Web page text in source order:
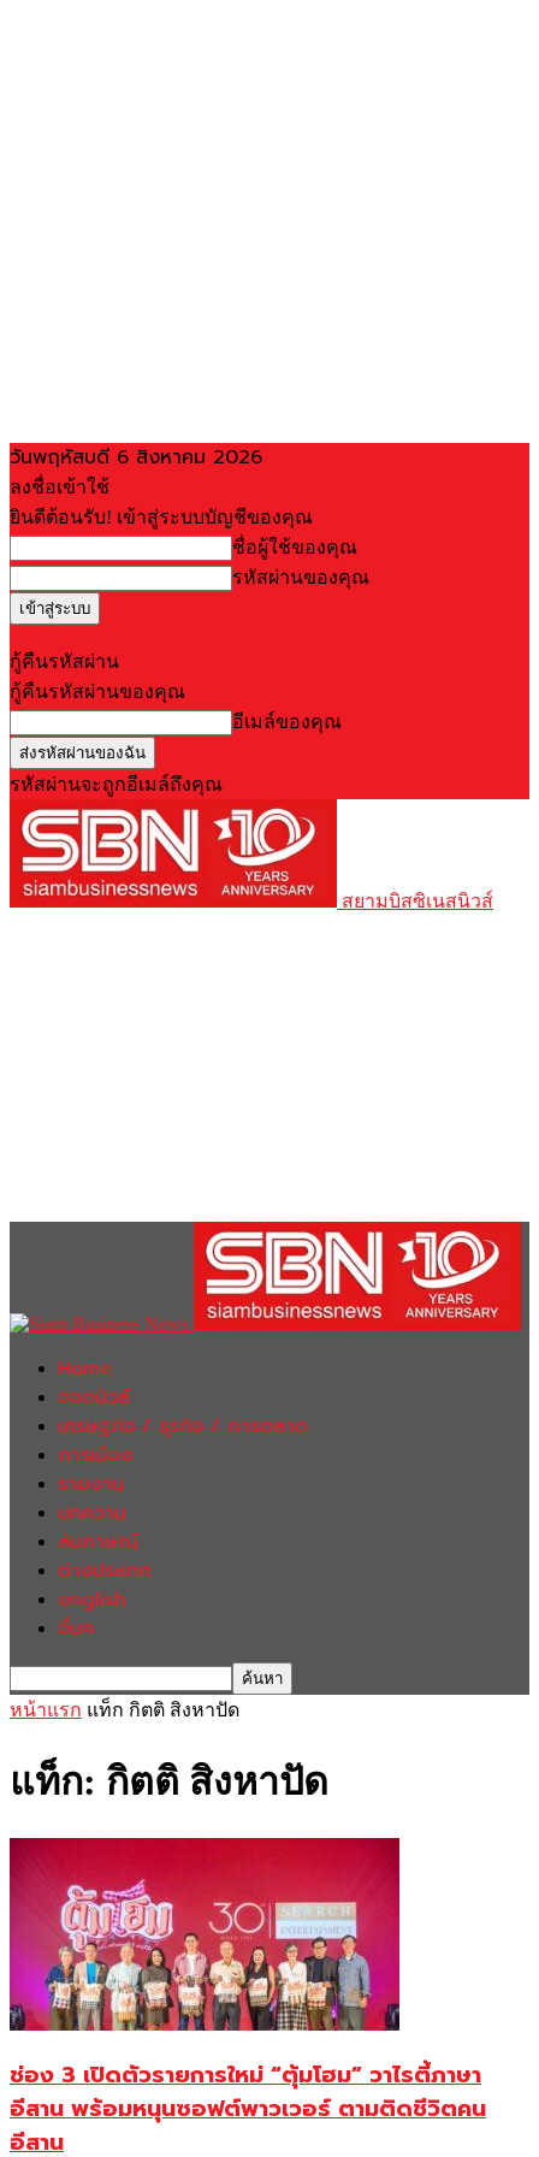
วันพฤหัสบดี 6 สิงหาคม 2026
ลงชื่อเข้าใช้
ยินดีต้อนรับ! เข้าสู่ระบบบัญชีของคุณ
ชื่อผู้ใช้ของคุณ
รหัสผ่านของคุณ
กู้คืนรหัสผ่าน
กู้คืนรหัสผ่านของคุณ
อีเมล์ของคุณ
รหัสผ่านจะถูกอีเมล์ถึงคุณ
สยามบิสซิเนสนิวส์
Home
ฮอตนิวส์
เศรษฐกิจ / ธุรกิจ / การตลาด
การเมือง
รายงาน
บทความ
สัมภาษณ์
ต่างประเทศ
english
อื่นๆ
หน้าแรก แท็ก กิตติ สิงหาปัด
แท็ก: กิตติ สิงหาปัด
ช่อง 3 เปิดตัวรายการใหม่ “ตุ้มโฮม” วาไรตี้ภาษา
อีสาน พร้อมหนุนซอฟต์พาวเวอร์ ตามติดชีวิตคน
อีสาน